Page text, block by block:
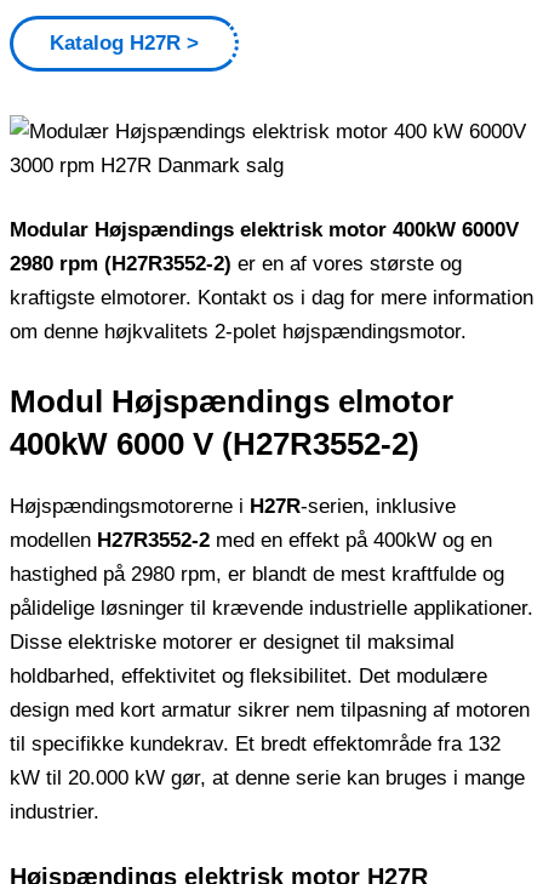
Katalog H27R
Modular Højspændings elektrisk motor 400kW 6000V
2980 rpm (H27R3552-2) er en af ​​vores største og
kraftigste elmotorer. Kontakt os i dag for mere information
om denne højkvalitets 2-polet højspændingsmotor.
Modul Højspændings elmotor
400kW 6000 V (H27R3552-2)
Højspændingsmotorerne i H27R-serien, inklusive
modellen H27R3552-2 med en effekt på 400kW og en
hastighed på 2980 rpm, er blandt de mest kraftfulde og
pålidelige løsninger til krævende industrielle applikationer.
Disse elektriske motorer er designet til maksimal
holdbarhed, effektivitet og fleksibilitet. Det modulære
design med kort armatur sikrer nem tilpasning af motoren
til specifikke kundekrav. Et bredt effektområde fra 132
kW til 20.000 kW gør, at denne serie kan bruges i mange
industrier.
Højspændings elektrisk motor H27R